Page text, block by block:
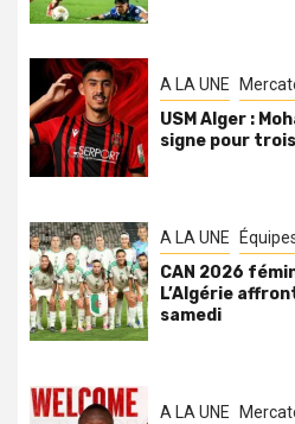
A LA UNE
USM Alger :
signe pour
A LA UNE
CAN 2026
L’Algérie
samedi
A LA UNE